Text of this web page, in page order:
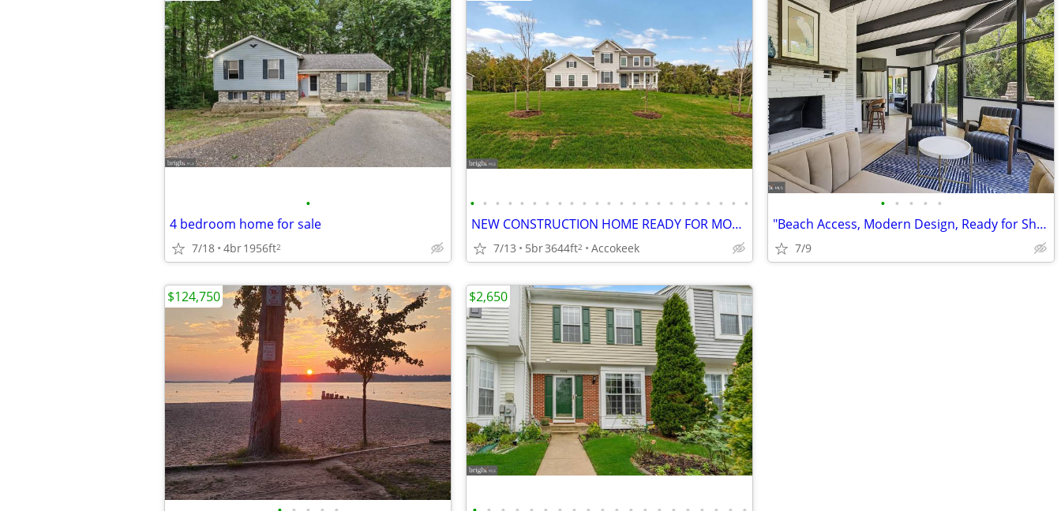
•
4 bedroom home for sale
7/18 4br1956ft2
• • • • • • • • • • • • • • • • • • • • • • •
NEW CONSTRUCTION HOME READY FOR MOVE-IN! 5Bedrooms/4.5 bathroom
7/13 5br3644ft2 Accokeek
• • • • •
"Beach Access, Modern Design, Ready for Short-Term Rental Income!"
7/9
$124,750 $2,650